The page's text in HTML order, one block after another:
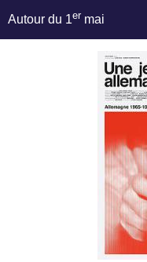
Autour du 1er mai